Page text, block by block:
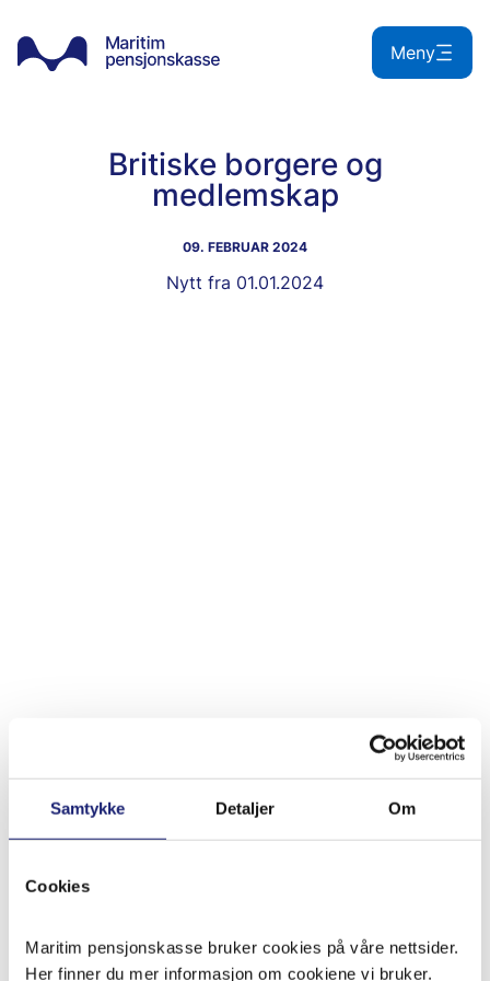
Samtykke Detaljer Om
Cookies
Maritim pensjonskasse bruker cookies på våre nettsider.
Her finner du mer informasjon om cookiene vi bruker.
innhold
Meny
Britiske borgere og
medlemskap
09. FEBRUAR 2024
Nytt fra 01.01.2024
Storbritannia gikk ut av EU (Brexit) den 1. januar 2020.
De som jobbet på norske skip ved årsskiftet 2020/2021,
2020/2021.
Den «grenseoverskridende situasjonen»,
(Separasjonsavtalen art. 29 nr. 2).
Norge og Storbritannia. Artikkel 7 i denne avtalen sier at